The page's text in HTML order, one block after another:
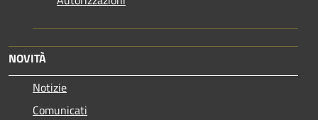
NOVITÀ
Notizie
Comunicati